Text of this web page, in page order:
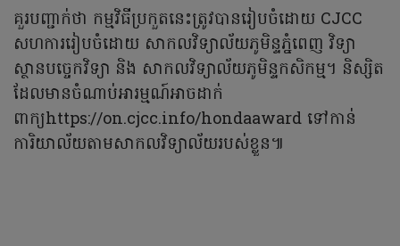
គួរបញ្ជាក់ថា កម្មវិធីប្រកួតនេះត្រូវបានរៀបចំដោយ CJCC
សហការរៀបចំដោយ សាកលវិទ្យាល័យភូមិន្ទភ្នំពេញ វិទ្យា
ស្ថានបច្ចេកវិទ្យា និង សាកលវិទ្យាល័យភូមិន្ទកសិកម្ម។ និស្សិត
ដែលមានចំណាប់អារម្មណ៍អាចដាក់
ពាក្យhttps://on.cjcc.info/hondaaward ទៅកាន់
ការិយាល័យតាមសាកលវិទ្យាល័យរបស់ខ្លួន៕